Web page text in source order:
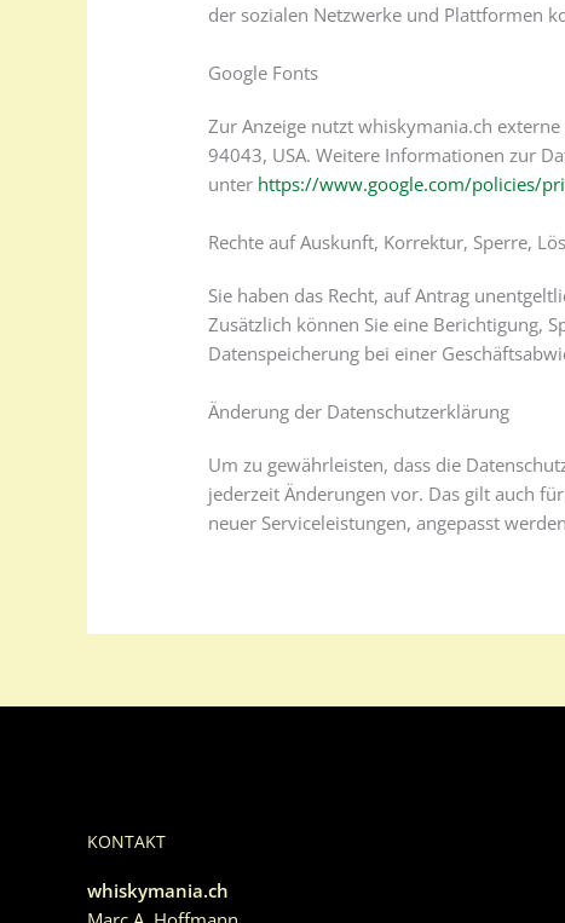
der sozialen Netzwerke und Plattformen
Google Fonts
Zur Anzeige nutzt whiskymania.ch
94043, USA. Weitere Informationen zur
unter https://www.google.com/policies/
Rechte auf Auskunft, Korrektur, Sperre,
Sie haben das Recht, auf Antrag
Zusätzlich können Sie eine Berichtigung,
Datenspeicherung bei einer
Änderung der Datenschutzerklärung
Um zu gewährleisten, dass die
jederzeit Änderungen vor. Das gilt auch
neuer Serviceleistungen, angepasst
KONTAKT
whiskymania.ch